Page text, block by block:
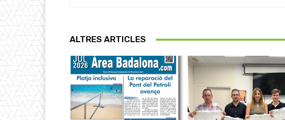
ALTRES ARTICLES